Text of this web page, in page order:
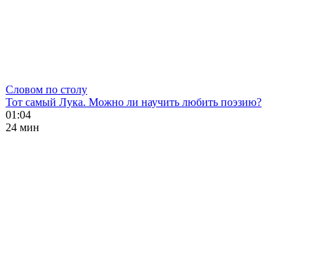
Словом по столу
Тот самый Лука. Можно ли научить любить поэзию?
01:04
24 мин